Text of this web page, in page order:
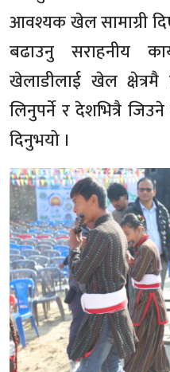
आवश्यक खेल सामाग्री
बढाउनु सराहनीय
खेलाडीलाई खेल क्षेत्रमै
लिनुपर्ने र देशभित्रै
दिनुभयो ।